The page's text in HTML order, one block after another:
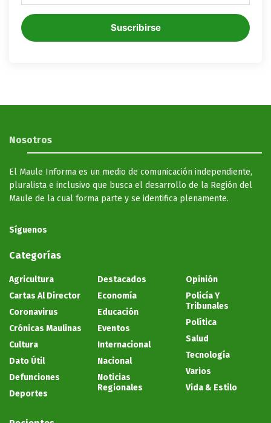
Suscribirse
Nosotros
El Maule Informa es un medio de comunicación independiente,
pluralista e inclusivo que busca el desarrollo de la Región del
Maule de la cual forma parte y se identifica plenamente.
Síguenos
Categorías
Agricultura
Cartas Al Director
Coronavirus
Crónicas Maulinas
Cultura
Dato Útil
Defunciones
Deportes
Destacados
Economía
Educación
Eventos
Internacional
Nacional
Noticias
Regionales
Opinión
Policía Y
Tribunales
Política
Salud
Tecnología
Varios
Vida & Estilo